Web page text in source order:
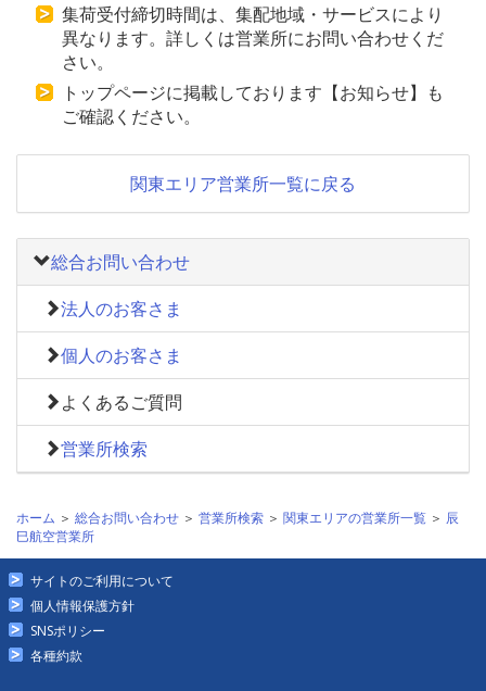
集荷受付締切時間は、集配地域・サービスにより
異なります。詳しくは営業所にお問い合わせくだ
さい。
トップページに掲載しております【お知らせ】も
ご確認ください。
関東エリア営業所一覧に戻る
総合お問い合わせ
法人のお客さま
個人のお客さま
よくあるご質問
営業所検索
ホーム ＞ 総合お問い合わせ ＞ 営業所検索 ＞ 関東エリアの営業所一覧 ＞ 辰
巳航空営業所
サイトのご利用について
個人情報保護方針
SNSポリシー
各種約款